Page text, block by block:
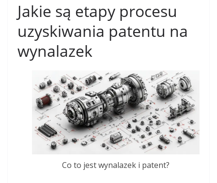
Jakie są etapy procesu
uzyskiwania patentu na
wynalazek
Co to jest wynalazek i patent?